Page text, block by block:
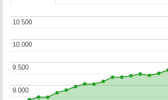
9.000
9.000
9.500
9.500
10.000
10.000
10.500
10.500